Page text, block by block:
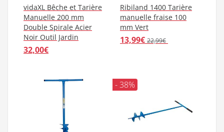
vidaXL Bêche et Tarière
Manuelle 200 mm
Double Spirale Acier
Noir Outil Jardin
32,00€
Ribiland 1400 Tarière
manuelle fraise 100
mm Vert
13,99€ 22,99€
- 38%